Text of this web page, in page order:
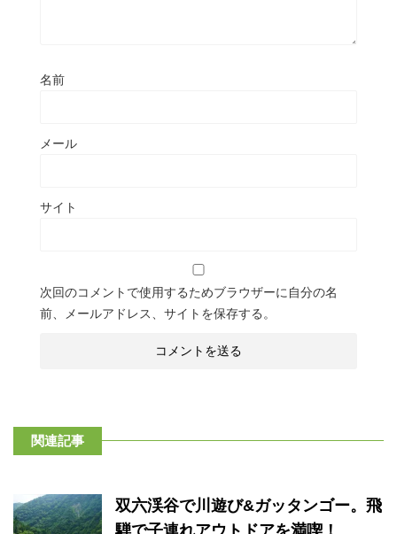
名前
メール
サイト
次回のコメントで使用するためブラウザーに自分の名
前、メールアドレス、サイトを保存する。
関連記事
双六渓谷で川遊び&ガッタンゴー。飛
騨で子連れアウトドアを満喫！